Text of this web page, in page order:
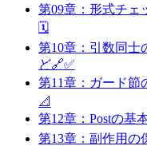
第09章：形式チェ
🗓️
第10章：引数同士
ど🔗✅
第11章：ガード
📐
第12章：Postの基
第13章：副作用の